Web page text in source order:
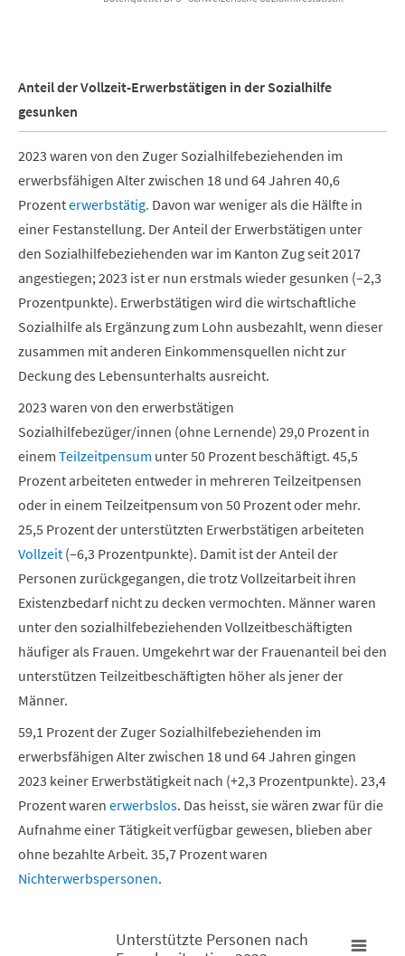
Anteil der Vollzeit-Erwerbstätigen in der Sozialhilfe
gesunken
2023 waren von den Zuger Sozialhilfebeziehenden im
erwerbsfähigen Alter zwischen 18 und 64 Jahren 40,6
Prozenterwerbstätig. Davon war weniger als die Hälfte in
einer Festanstellung. Der Anteil der Erwerbstätigen unter
den Sozialhilfebeziehenden war im Kanton Zug seit 2017
angestiegen; 2023 ist er nun erstmals wieder gesunken (–2,3
Prozentpunkte). Erwerbstätigen wird die wirtschaftliche
Sozialhilfe als Ergänzung zum Lohn ausbezahlt, wenn dieser
zusammen mit anderen Einkommensquellen nicht zur
Deckung des Lebensunterhalts ausreicht.
2023 waren von den erwerbstätigen
Sozialhilfebezüger/innen (ohne Lernende) 29,0 Prozent in
einem Teilzeitpensum unter 50 Prozent beschäftigt. 45,5
Prozent arbeiteten entweder in mehreren Teilzeitpensen
oder in einem Teilzeitpensum von 50 Prozent oder mehr.
25,5 Prozent der unterstützten Erwerbstätigen arbeiteten
Vollzeit (–6,3 Prozentpunkte). Damit ist der Anteil der
Personen zurückgegangen, die trotz Vollzeitarbeit ihren
Existenzbedarf nicht zu decken vermochten. Männer waren
unter den sozialhilfebeziehenden Vollzeitbeschäftigten
häufiger als Frauen. Umgekehrt war der Frauenanteil bei den
unterstützen Teilzeitbeschäftigten höher als jener der
Männer.
59,1 Prozent der Zuger Sozialhilfebeziehenden im
erwerbsfähigen Alter zwischen 18 und 64 Jahren gingen
2023 keiner Erwerbstätigkeit nach (+2,3 Prozentpunkte). 23,4
Prozent waren erwerbslos. Das heisst, sie wären zwar für die
Aufnahme einer Tätigkeit verfügbar gewesen, blieben aber
ohne bezahlte Arbeit. 35,7 Prozent waren
Nichterwerbspersonen.
Unterstützte Personen nach